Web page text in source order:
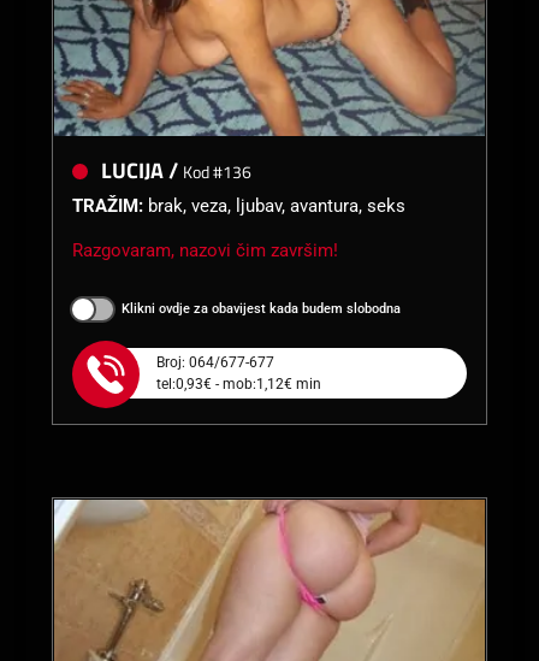
LUCIJA / Kod #136
TRAŽIM: brak, veza, ljubav, avantura, seks
Razgovaram, nazovi čim završim!
Klikni ovdje za obavijest kada budem slobodna
Broj: 064/677-677
tel:0,93€ - mob:1,12€ min